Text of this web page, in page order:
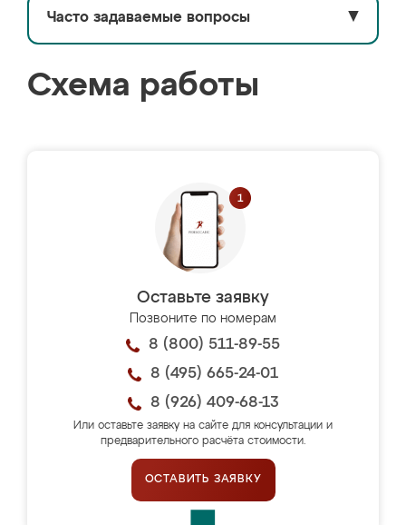
Часто задаваемые вопросы ▼
Схема работы
Оставьте заявку
Позвоните по номерам
8 (800) 511-89-55
8 (495) 665-24-01
8 (926) 409-68-13
Или оставьте заявку на сайте для консультации и
предварительного расчёта стоимости.
ОСТАВИТЬ ЗАЯВКУ